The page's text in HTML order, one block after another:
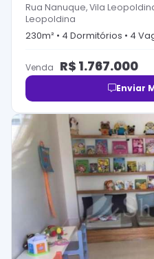
Rua Nanuque, Vila
Leopoldina
230m² • 4 Dormitórios • 4
Venda R$ 1.767.000
Enviar